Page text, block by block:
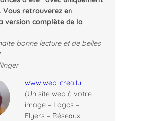
Vous retrouverez en
version complète de la
bonne lecture et de belles
www.web-crea.lu
(Un site web à votre
image – Logos –
Flyers – Réseaux